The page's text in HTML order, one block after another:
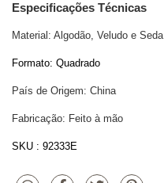
Especificações Técnicas
Material: Algodão, Veludo e Seda
Formato: Quadrado
País de Origem: China
Fabricação: Feito à mão
SKU : 92333E